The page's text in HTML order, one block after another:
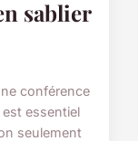
sablier
conférence
essentiel
seulement